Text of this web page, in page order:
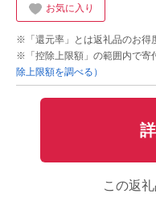
お気に入り
※「還元率」とは返礼品のお得
※「控除上限額」の範囲内で寄
除上限額を調べる）
この返